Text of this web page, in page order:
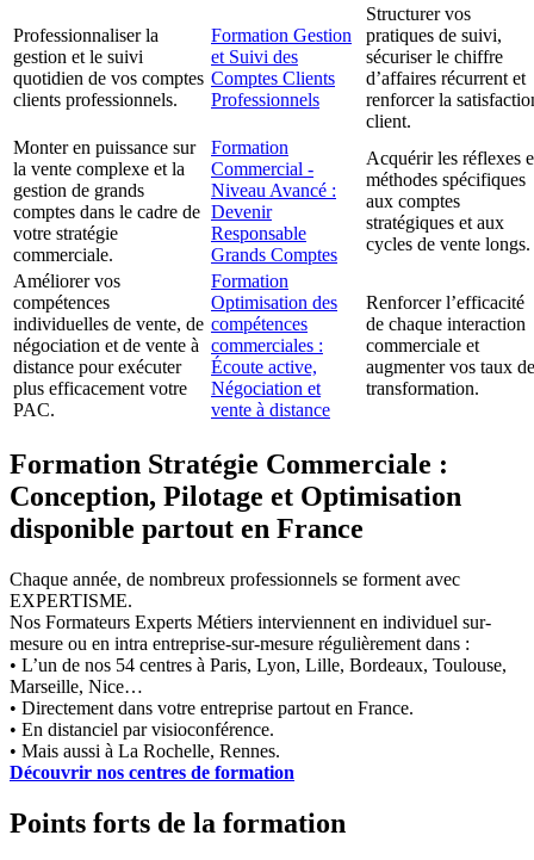
Professionnaliser la
gestion et le suivi
quotidien de vos comptes
clients professionnels.
Formation Gestion
et Suivi des
Comptes Clients
Professionnels
Structurer vos
pratiques de suivi,
sécuriser le chiffre
d’affaires récurrent et
renforcer la
client.
Monter en puissance sur
la vente complexe et la
gestion de grands
comptes dans le cadre de
votre stratégie
commerciale.
Formation
Commercial -
Niveau Avancé :
Devenir
Responsable
Grands Comptes
Acquérir les réflexes
méthodes spécifiques
aux comptes
stratégiques et aux
cycles de vente longs.
Améliorer vos
compétences
individuelles de vente, de
négociation et de vente à
distance pour exécuter
plus efficacement votre
PAC.
Formation
Optimisation des
compétences
commerciales :
Écoute active,
Négociation et
vente à distance
Renforcer l’efficacité
de chaque interaction
commerciale et
augmenter vos taux de
transformation.
Formation Stratégie Commerciale :
Conception, Pilotage et Optimisation
disponible partout en France
Chaque année, de nombreux professionnels se forment avec
EXPERTISME.
Nos Formateurs Experts Métiers interviennent en individuel sur-
mesure ou en intra entreprise-sur-mesure régulièrement dans :
• L’un de nos 54 centres à Paris, Lyon, Lille, Bordeaux, Toulouse,
Marseille, Nice…
• Directement dans votre entreprise partout en France.
• En distanciel par visioconférence.
• Mais aussi à La Rochelle, Rennes.
Découvrir nos centres de formation
Points forts de la formation